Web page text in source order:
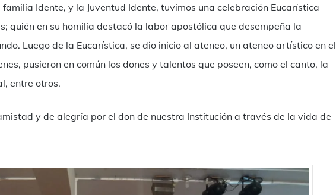
Idente, y la Juventud Idente, tuvimos una celebración Eucarística
quién en su homilía destacó la labor apostólica que desempeña la
Luego de la Eucarística, se dio inicio al ateneo, un ateneo artístico en el
pusieron en común los dones y talentos que poseen, como el canto, la
entre otros.
y de alegría por el don de nuestra Institución a través de la vida de